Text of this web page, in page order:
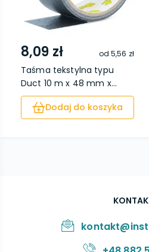
8,09 zł od5,56 zł
Taśma tekstylna typu
Duct 10 m x 48 mm x...
Dodaj do koszyka